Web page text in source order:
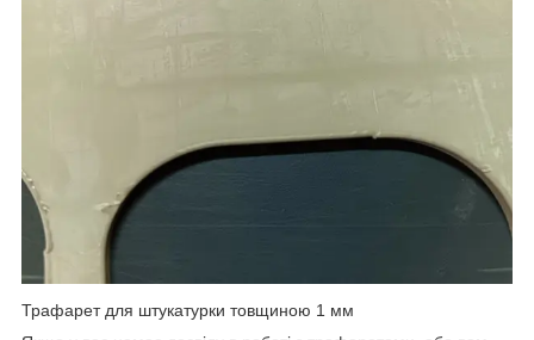
Трафарет для штукатурки товщиною 1 мм